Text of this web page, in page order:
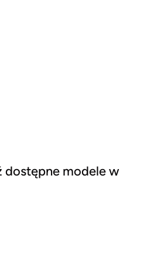
dostępne modele w